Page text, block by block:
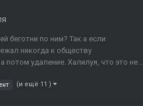
беготни по ним? Так а если
никогда к обществу
удаление. Халилуя, что это не...
(и ещё 11 )